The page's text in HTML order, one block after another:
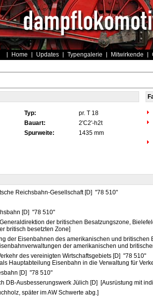
Home Updates Typengalerie Mitwirkende
Typ: pr. T 18
Bauart: 2'C2'-h2t
Spurweite:
1435 mm
Reichsbahn-Gesellschaft [D] "78 510"
[D] "78 510"
der britischen Besatzungszone,
britisch besetzten Zone]
der Eisenbahnen des amerikanischen und britischen
der amerikanischen und
des vereinigten Wirtschaftsgebiets [D] "78 510"
Hauptabteilung Eisenbahn in die Verwaltung für
[D] "78 510"
DB-Ausbesserungswerk Jülich [D] [Ausrüstung mit
später im AW Schwerte abg.]